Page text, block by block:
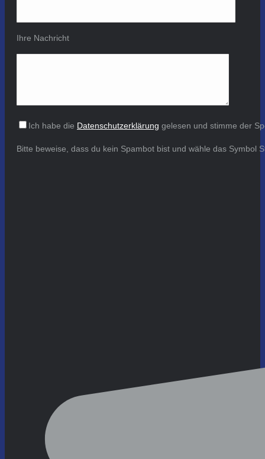
Ihre Nachricht
Ich habe die Datenschutzerklärung gelesen und stimme der
Bitte beweise, dass du kein Spambot bist und wähle das Symbol